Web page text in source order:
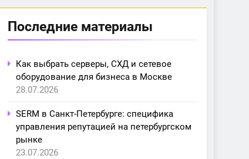
Последние материалы
Как выбрать серверы, СХД и сетевое
оборудование для бизнеса в Москве
28.07.2026
SERM в Санкт-Петербурге: специфика
управления репутацией на петербургском
рынке
23.07.2026